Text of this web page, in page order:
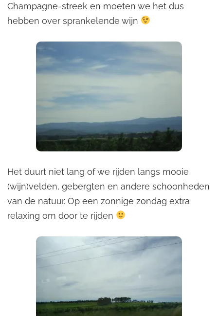
Champagne-streek en moeten we het dus
hebben over sprankelende wijn
Het duurt niet lang of we rijden langs mooie
(wijn)velden, gebergten en andere schoonheden
van de natuur. Op een zonnige zondag extra
relaxing om door te rijden